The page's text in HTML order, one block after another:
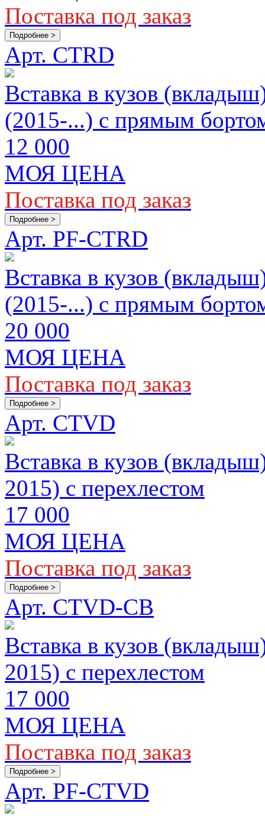
Поставка под заказ
Подробнее >
Арт. CTRD
Вставка в кузов
(2015-...) с прямым
12 000
МОЯ ЦЕНА
Поставка под заказ
Подробнее >
Арт. PF-CTRD
Вставка в кузов
(2015-...) с прямым
20 000
МОЯ ЦЕНА
Поставка под заказ
Подробнее >
Арт. CTVD
Вставка в кузов
2015) с перехлестом
17 000
МОЯ ЦЕНА
Поставка под заказ
Подробнее >
Арт. CTVD-СВ
Вставка в кузов
2015) с перехлестом
17 000
МОЯ ЦЕНА
Поставка под заказ
Подробнее >
Арт. PF-CTVD